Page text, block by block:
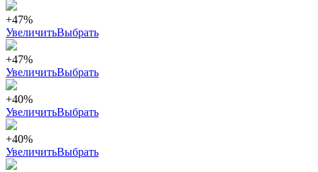
+47%
УвеличитьВыбрать
+47%
УвеличитьВыбрать
+40%
УвеличитьВыбрать
+40%
УвеличитьВыбрать